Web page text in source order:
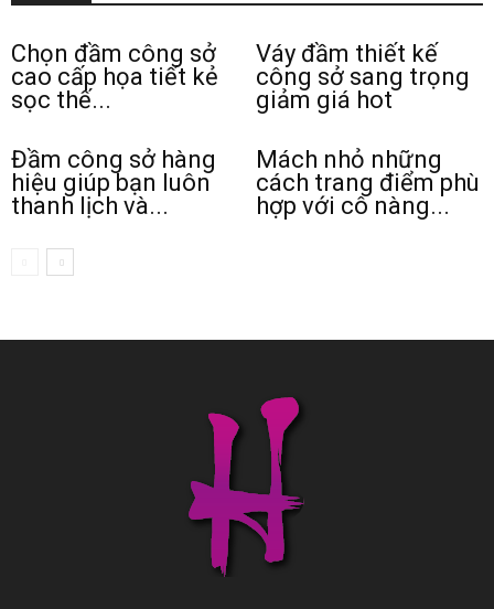
Chọn đầm công sở
cao cấp họa tiết kẻ
sọc thế...
Váy đầm thiết kế
công sở sang trọng
giảm giá hot
Đầm công sở hàng
hiệu giúp bạn luôn
thanh lịch và...
Mách nhỏ những
cách trang điểm phù
hợp với cô nàng...